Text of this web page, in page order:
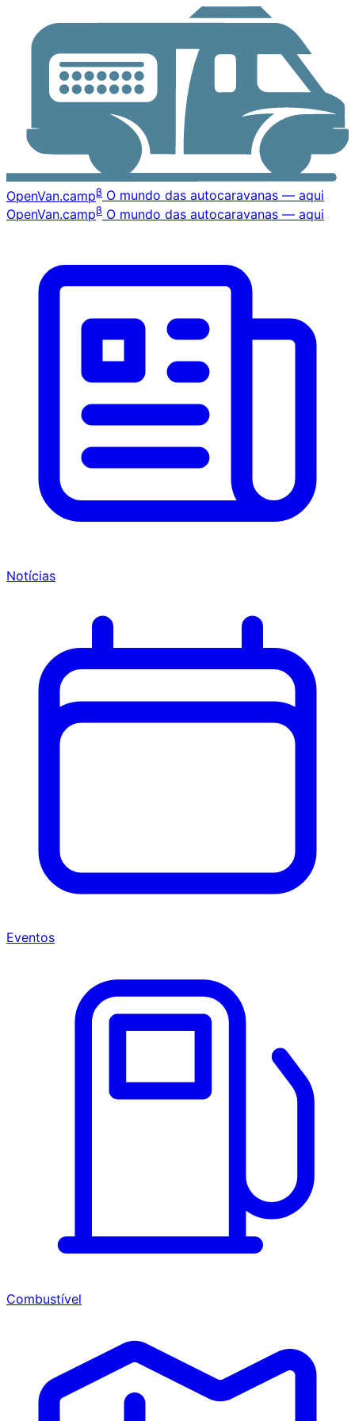
OpenVan.campβ O mundo das autocaravanas — aqui
OpenVan.campβ O mundo das autocaravanas — aqui
Notícias
Eventos
Combustível